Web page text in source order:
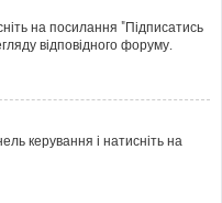
на посилання "Підписатись
відповідного форуму.
керування і натисніть на